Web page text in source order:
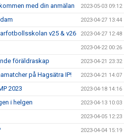
med din anmälan 2023-05-03 09:12
2023-04-27 13:44
v25 & v26 2023-04-27 12:48
2023-04-22 00:26
föräldraskap 2023-04-21 23:32
på Hagsätra IP! 2023-04-21 14:07
2023 2023-04-18 14:16
i helgen 2023-04-13 10:03
2023-04-05 12:23
2023-04-04 15:19